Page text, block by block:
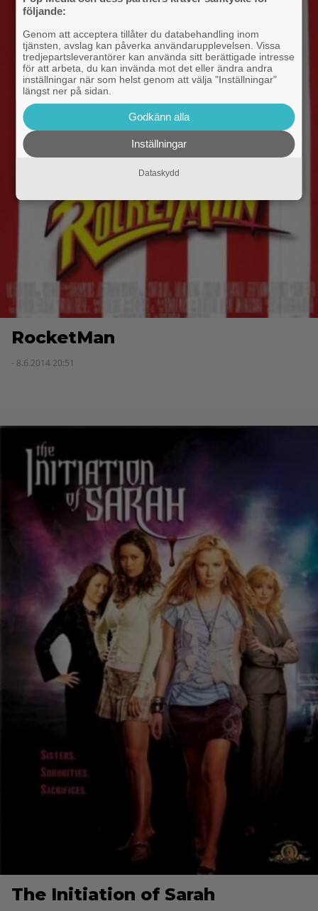
RocketMan
- 8.6.2014 20:51
The Initiation of Sarah
följande:
Genom att acceptera tillåter du databehandling inom
tjänsten, avslag kan påverka användarupplevelsen. Vissa
tredjepartsleverantörer kan använda sitt berättigade intresse
för att arbeta, du kan invända mot det eller ändra andra
inställningar när som helst genom att välja "Inställningar"
längst ner på sidan.
Godkänn alla
Inställningar
Dataskydd